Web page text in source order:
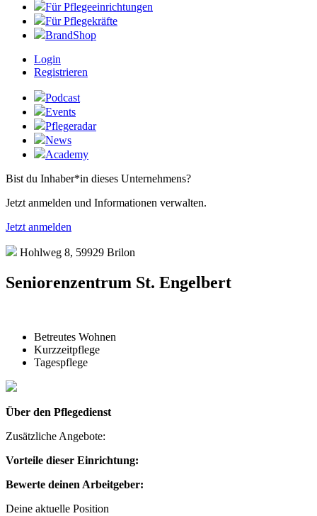
Für Pflegeeinrichtungen
Für Pflegekräfte
BrandShop
Login
Registrieren
Podcast
Events
Pflegeradar
News
Academy
Bist du Inhaber*in dieses Unternehmens?
Jetzt anmelden und Informationen verwalten.
Jetzt anmelden
Hohlweg 8, 59929 Brilon
Seniorenzentrum St. Engelbert
Betreutes Wohnen
Kurzzeitpflege
Tagespflege
Über den Pflegedienst
Zusätzliche Angebote:
Vorteile dieser Einrichtung:
Bewerte deinen Arbeitgeber:
Deine aktuelle Position